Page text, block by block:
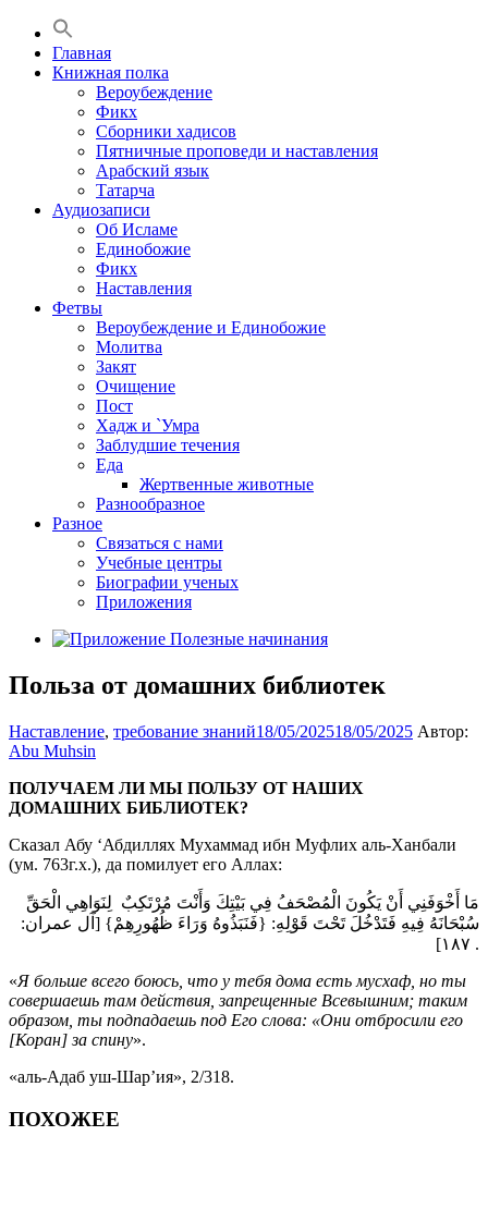
Главная
Книжная полка
Вероубеждение
Фикх
Сборники хадисов
Пятничные проповеди и наставления
Арабский язык
Татарча
Аудиозаписи
Об Исламе
Единобожие
Фикх
Наставления
Фетвы
Вероубеждение и Единобожие
Молитва
Закят
Очищение
Пост
Хадж и `Умра
Заблудшие течения
Еда
Жертвенные животные
Разнообразное
Разное
Связаться с нами
Учебные центры
Биографии ученых
Приложения
Польза от домашних библиотек
Наставление, требование знаний18/05/202518/05/2025 Автор:
Abu Muhsin
ПОЛУЧАЕМ ЛИ МЫ ПОЛЬЗУ ОТ НАШИХ
ДОМАШНИХ БИБЛИОТЕК?
Сказал Абу ‘Абдиллях Мухаммад ибн Муфлих аль-Ханбали
(ум. 763г.х.), да помилует его Аллах:
مَا أَخْوَفَنِي أَنْ يَكُونَ الْمُصْحَفُ فِي بَيْتِكَ وَأَنْتَ مُرْتَكِبٌ لِنَوَاهِي الْحَقِّ
سُبْحَانَهُ فِيهِ فَتَدْخُلَ تَحْتَ قَوْلِهِ: {فَنَبَذُوهُ وَرَاءَ ظُهُورِهِمْ} [آل عمران:
١٨٧] .
«Я больше всего боюсь, что у тебя дома есть мусхаф, но ты
совершаешь там действия, запрещенные Всевышним; таким
образом, ты подпадаешь под Его слова: «Они отбросили его
[Коран] за спину».
«аль-Адаб уш-Шар’ия», 2/318.
ПОХОЖЕЕ